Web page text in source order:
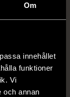
Om
innehållet
funktioner
Vi
och annan